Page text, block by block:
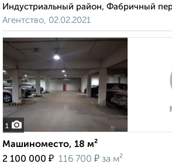
Индустриальный район, Фабричный
Агентство, 02.02.2021
1
Машиноместо, 18 м²
2 100 000 ₽ 116 700 ₽ за м²